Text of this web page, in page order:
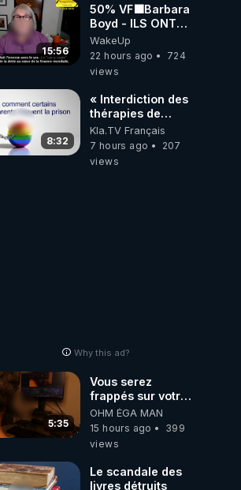
15:56
50% VF🟩Barbara
Boyd - ILS ONT
MENTI SUR TOUT
-Jocelyne
Traduction
WakeUp
22 hours ago
724
views
8:32
« Interdiction des
thérapies de
conversion »
Kla.TV Français
7 hours ago
207
views
Why this ad?
5:35
Vous serez
frappés sur votre
sol européens par
la faute des
dirigeants qui
le nez
OHM ÉGA MAN
15 hours ago
399
views
Le scandale des
livres détruits